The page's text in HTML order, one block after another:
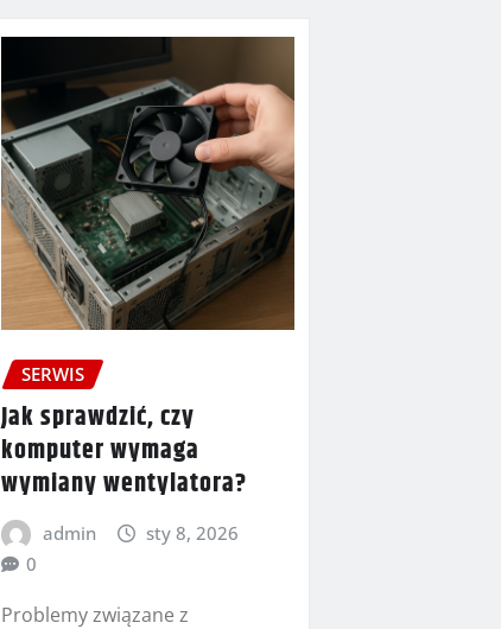
SERWIS
Jak sprawdzić, czy
komputer wymaga
wymiany wentylatora?
admin
sty 8, 2026
0
Problemy związane z